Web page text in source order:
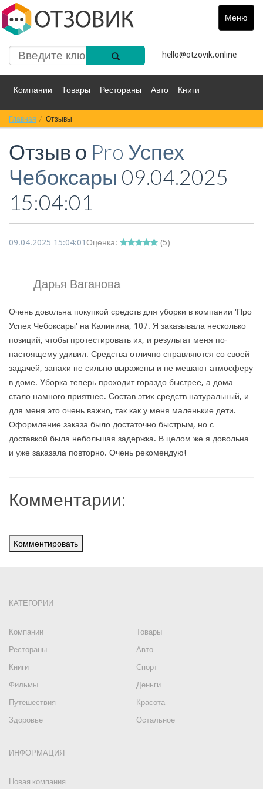
Меню
Toggle
hello@otzovik.online
Компании Товары Рестораны Авто Книги
Спорт Фильмы
Красота Здоровье Остальное
Главная Отзывы
Отзыв о Pro Успех
Чебоксары 09.04.2025
15:04:01
09.04.2025 15:04:01Оценка: (5)
Дарья Ваганова
Очень довольна покупкой средств для уборки в компании 'Про
Успех Чебоксары' на Калинина, 107. Я заказывала несколько
позиций, чтобы протестировать их, и результат меня по-
настоящему удивил. Средства отлично справляются со своей
задачей, запахи не сильно выражены и не мешают атмосферу
в доме. Уборка теперь проходит гораздо быстрее, а дома
стало намного приятнее. Состав этих средств натуральный, и
для меня это очень важно, так как у меня маленькие дети.
Оформление заказа было достаточно быстрым, но с
доставкой была небольшая задержка. В целом же я довольна
и уже заказала повторно. Очень рекомендую!
Комментарии:
Комментировать
КАТЕГОРИИ
Компании
Товары
Рестораны
Авто
Книги
Спорт
Фильмы
Деньги
Путешествия
Красота
Здоровье
Остальное
ИНФОРМАЦИЯ
Новая компания